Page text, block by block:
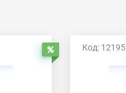
РаспродажаКод: 12195